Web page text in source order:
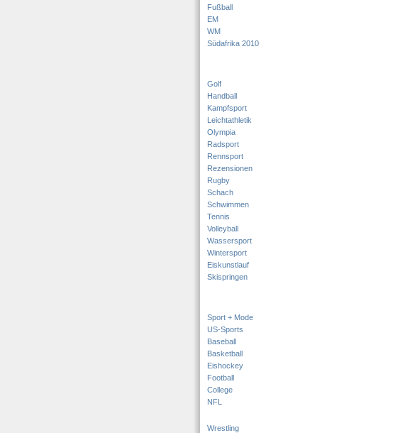
Fußball
EM
WM
Südafrika 2010
Golf
Handball
Kampfsport
Leichtathletik
Olympia
Radsport
Rennsport
Rezensionen
Rugby
Schach
Schwimmen
Tennis
Volleyball
Wassersport
Wintersport
Eiskunstlauf
Skispringen
Sport + Mode
US-Sports
Baseball
Basketball
Eishockey
Football
College
NFL
Wrestling